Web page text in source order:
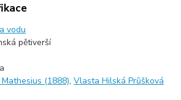
vodu
pětiverší
(1888),Vlasta Hilská Průšková